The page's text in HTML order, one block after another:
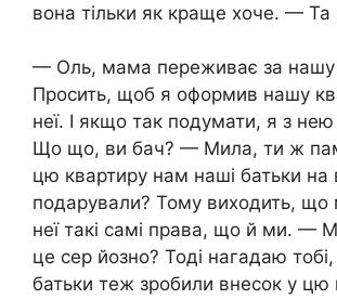
вона тільки як краще хоче. —
— Оль, мама переживає за нашу
Просить, щоб я оформив нашу
неї. І якщо так подумати, я з
Що що, ви бач? — Мила, ти ж
цю квартиру нам наші батьки на
подарували? Тому виходить,
неї такі самі права, що й ми. —
це сер йозно? Тоді нагадаю
батьки теж зробили внесок у цю